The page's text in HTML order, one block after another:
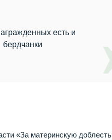
есть и
бердчанки
«За материнскую